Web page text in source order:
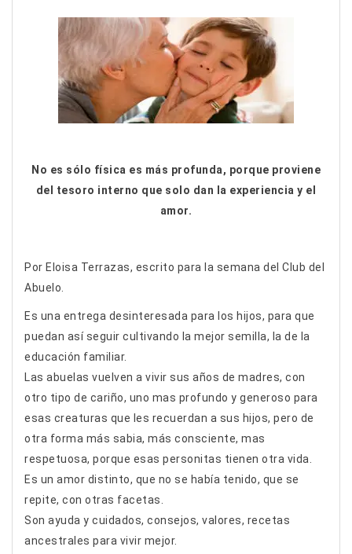
No es sólo física es más profunda, porque proviene
del tesoro interno que solo dan la experiencia y el
amor.
Por Eloisa Terrazas, escrito para la semana del Club del
Abuelo.
Es una entrega desinteresada para los hijos, para que
puedan así seguir cultivando la mejor semilla, la de la
educación familiar.
Las abuelas vuelven a vivir sus años de madres, con
otro tipo de cariño, uno mas profundo y generoso para
esas creaturas que les recuerdan a sus hijos, pero de
otra forma más sabia, más consciente, mas
respetuosa, porque esas personitas tienen otra vida.
Es un amor distinto, que no se había tenido, que se
repite, con otras facetas.
Son ayuda y cuidados, consejos, valores, recetas
ancestrales para vivir mejor.